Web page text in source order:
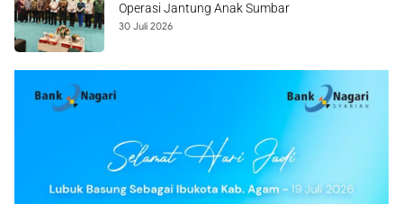
Operasi Jantung Anak Sumbar
30 Juli 2026